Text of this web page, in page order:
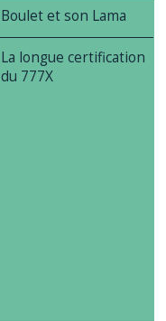
Boulet et son Lama
La longue certification
du 777X